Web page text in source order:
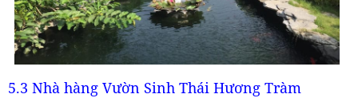
5.3 Nhà hàng Vườn Sinh Thái Hương Tràm